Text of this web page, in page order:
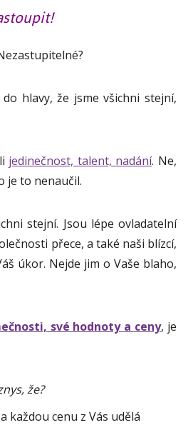
hlavy, že jsme všichni stejní,
jedinečnost, talent, nadání. Ne,
je to nenaučil.
stejní. Jsou lépe ovladatelní
přece, a také naši blízcí,
úkor. Nejde jim o Vaše blaho,
své hodnoty a ceny, je
že?
každou cenu z Vás udělá